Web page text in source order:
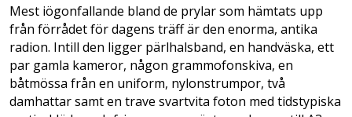
Mest iögonfallande bland de prylar som hämtats upp
från förrådet för dagens träff är den enorma, antika
radion. Intill den ligger pärlhalsband, en handväska, ett
par gamla kameror, någon grammofonskiva, en
båtmössa från en uniform, nylonstrumpor, två
damhattar samt en trave svartvita foton med tidstypiska